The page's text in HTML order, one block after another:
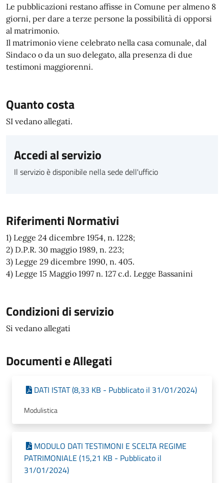
Le pubblicazioni restano affisse in Comune per almeno 8
giorni, per dare a terze persone la possibilità di opporsi
al matrimonio.
Il matrimonio viene celebrato nella casa comunale, dal
Sindaco o da un suo delegato, alla presenza di due
testimoni maggiorenni.
Quanto costa
SI vedano allegati.
Accedi al servizio
Il servizio è disponibile nella sede dell'ufficio
Riferimenti Normativi
1) Legge 24 dicembre 1954, n. 1228;
2) D.P.R. 30 maggio 1989, n. 223;
3) Legge 29 dicembre 1990, n. 405.
4) Legge 15 Maggio 1997 n. 127 c.d. Legge Bassanini
Condizioni di servizio
Si vedano allegati
Documenti e Allegati
DATI ISTAT (8,33 KB - Pubblicato il 31/01/2024)
Modulistica
MODULO DATI TESTIMONI E SCELTA REGIME
PATRIMONIALE (15,21 KB - Pubblicato il
31/01/2024)